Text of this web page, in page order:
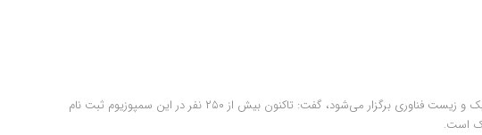
دبیر اجرایی دومین سمپوزیوم کریسپر با بیان این‌که این سمپوزیوم از سوی پژوهشگاه ملی مهندسی ژنتیک و زیست فناوری برگزار می‌شود، گفت: تاکنون بیش از ۲۵۰ نفر در این سمپوزیوم ثبت نام
است.